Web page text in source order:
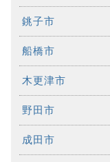
銚子市
船橋市
木更津市
野田市
成田市